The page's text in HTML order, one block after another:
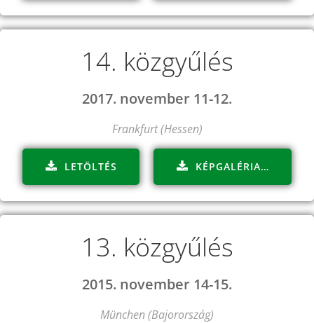
14. közgyűlés
2017. november 11-12.
Frankfurt (Hessen)
LETÖLTÉS KÉPGALÉRIA…
13. közgyűlés
2015. november 14-15.
München (Bajorország)